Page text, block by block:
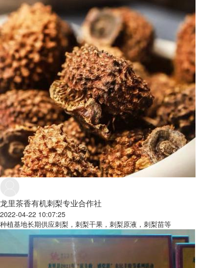
龙里茶香有机刺梨专业合作社
2022-04-22 10:07:25
种植基地长期供应刺梨，刺梨干果，刺梨原液，刺梨苗等